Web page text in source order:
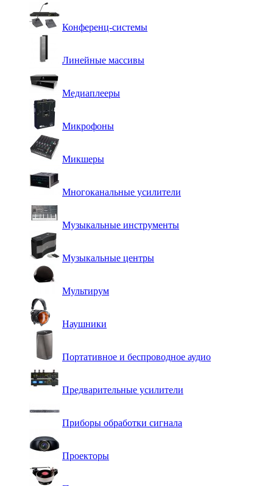
Конференц-системы
Линейные массивы
Медиаплееры
Микрофоны
Микшеры
Многоканальные усилители
Музыкальные инструменты
Музыкальные центры
Мультирум
Наушники
Портативное и беспроводное аудио
Предварительные усилители
Приборы обработки сигнала
Проекторы